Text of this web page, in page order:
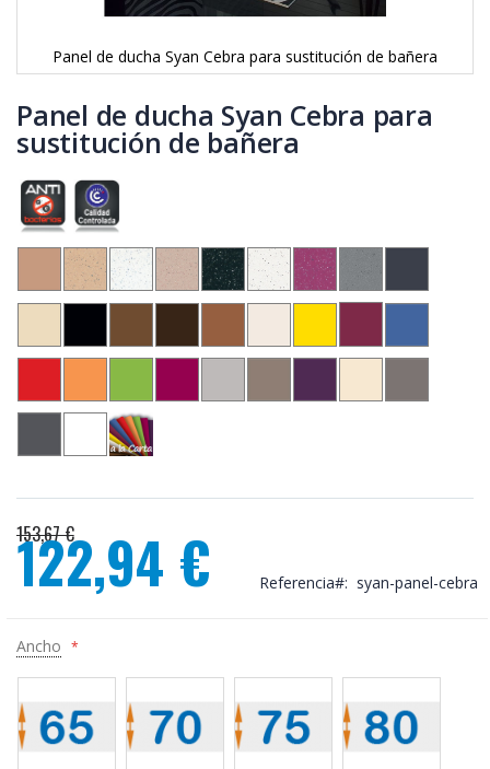
Panel de ducha Syan Cebra para sustitución de bañera
al
comienzo
de
galería
de
imágenes
Panel de ducha Syan Cebra para
sustitución de bañera
153,67 €
Precio
especial
122,94 € Referencia syan-panel-cebra
Ancho